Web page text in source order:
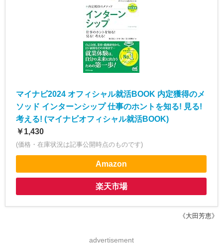
マイナビ2024 オフィシャル就活BOOK 内定獲得のメ
ソッド インターンシップ 仕事のホントを知る! 見る!
考える! (マイナビオフィシャル就活BOOK)
￥1,430
(価格・在庫状況は記事公開時点のものです)
Amazon
楽天市場
《大田芳恵》
advertisement